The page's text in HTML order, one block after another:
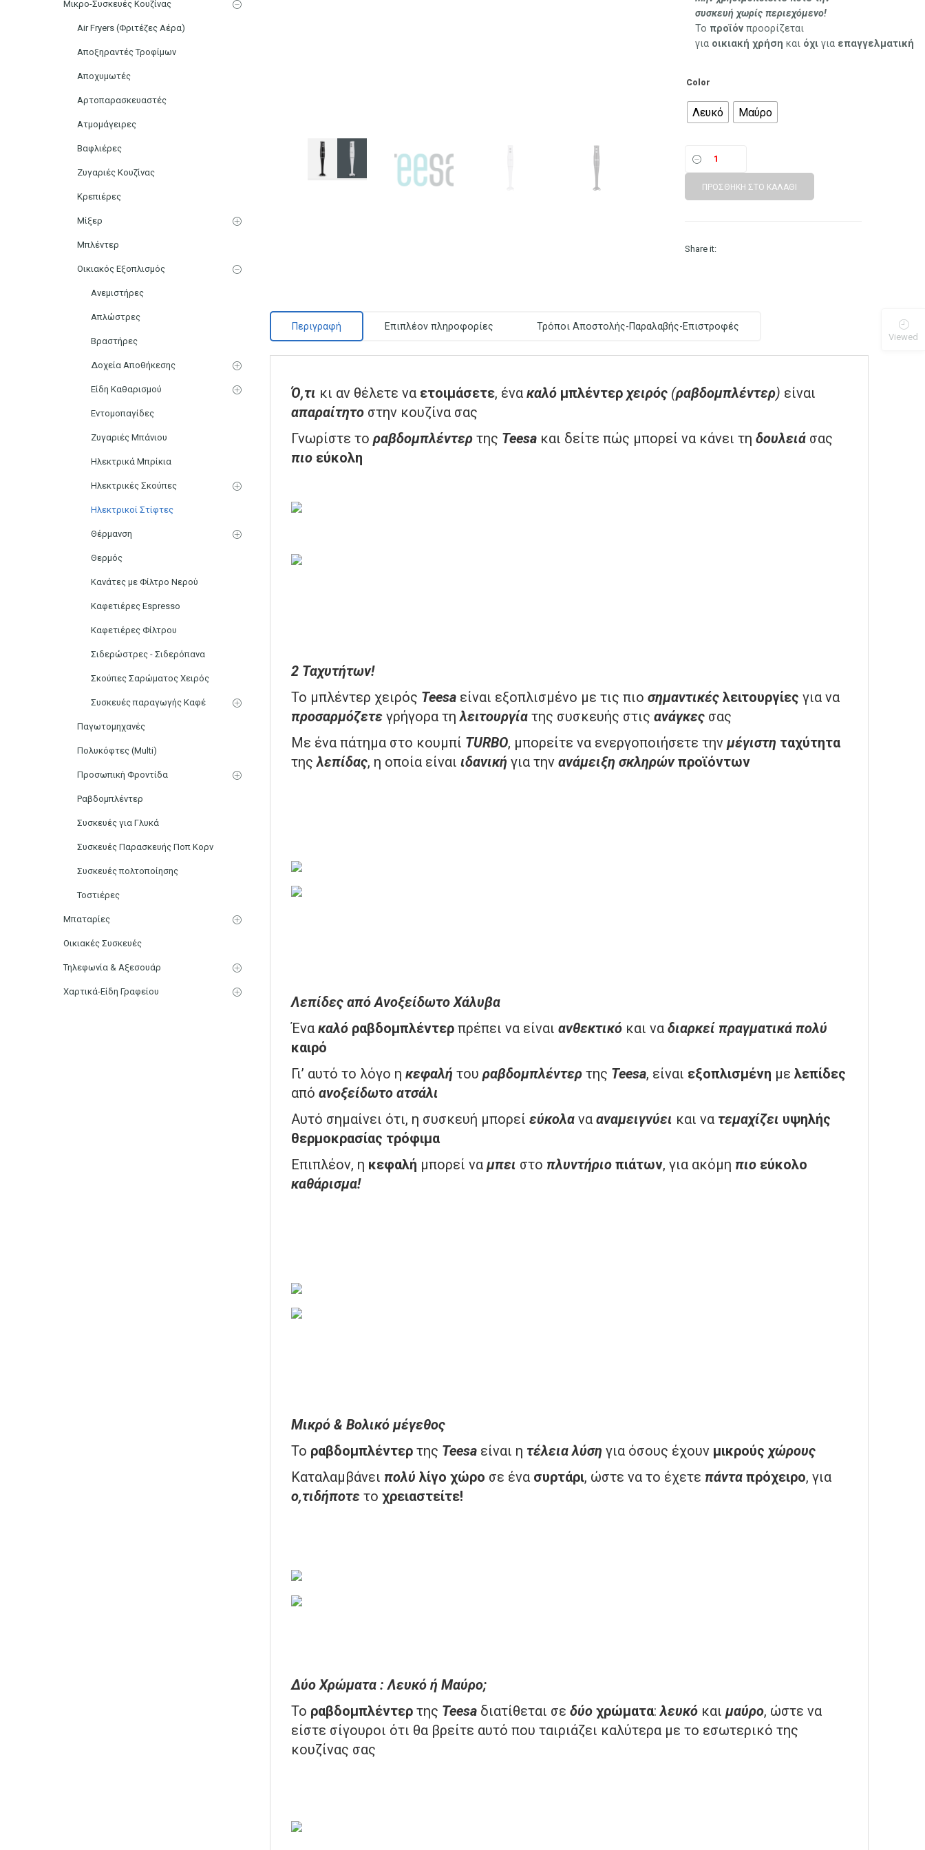
συσκευή χωρίς περιεχόμενο!
Το προϊόν προορίζεται
για οικιακή χρήση και όχι για επαγγελματική
Color
Λευκό Μαύρο
ΠΡΟΣΘΉΚΗ ΣΤΟ ΚΑΛΆΘΙ
Share it:
Περιγραφή Επιπλέον πληροφορίες Τρόποι Αποστολής-Παραλαβής-Επιστροφές
Ό,τι κι αν θέλετε να ετοιμάσετε, ένα καλό μπλέντερ χειρός (ραβδομπλέντερ) είναι
απαραίτητο στην κουζίνα σας
Γνωρίστε το ραβδομπλέντερ της Teesa και δείτε πώς μπορεί να κάνει τη δουλειά σας
πιο εύκολη
2 Ταχυτήτων!
Το μπλέντερ χειρός Teesa είναι εξοπλισμένο με τις πιο σημαντικές λειτουργίες για να
προσαρμόζετε γρήγορα τηλειτουργία της συσκευής στις ανάγκες σας
Με ένα πάτημα στο κουμπί TURBO, μπορείτε να ενεργοποιήσετε την μέγιστη ταχύτητα
τηςλεπίδας, η οποία είναι ιδανική για την ανάμειξη σκληρών προϊόντων
Λεπίδες από Ανοξείδωτο Χάλυβα
Ένα καλό ραβδομπλέντερ πρέπει να είναι ανθεκτικό και να διαρκεί πραγματικά πολύ
καιρό
Γι’ αυτό το λόγο η κεφαλή του ραβδομπλέντερ της Teesa, είναι εξοπλισμένη με λεπίδες
από ανοξείδωτο ατσάλι
Αυτό σημαίνει ότι, η συσκευή μπορεί εύκολα να αναμειγνύει και να τεμαχίζει υψηλής
θερμοκρασίας τρόφιμα
Επιπλέον, η κεφαλή μπορεί να μπει στο πλυντήριο πιάτων, για ακόμη πιο εύκολο
καθάρισμα!
Μικρό & Βολικό μέγεθος
Το ραβδομπλέντερ της Teesa είναι η τέλεια λύση για όσους έχουν μικρούς χώρους
Καταλαμβάνει πολύ λίγο χώρο σε ένα συρτάρι, ώστε να το έχετε πάντα πρόχειρο, για
ο,τιδήποτε το χρειαστείτε!
Δύο Χρώματα : Λευκό ή Μαύρο;
Το ραβδομπλέντερ της Teesa διατίθεται σε δύο χρώματα:λευκό και μαύρο, ώστε να
είστε σίγουροι ότι θα βρείτε αυτό που ταιριάζει καλύτερα με το εσωτερικό της
κουζίνας σας
Μικρο-Συσκευές Κουζίνας
Air Fryers (Φριτέζες Αέρα)
Αποξηραντές Τροφίμων
Αποχυμωτές
Αρτοπαρασκευαστές
Ατμομάγειρες
Βαφλιέρες
Ζυγαριές Κουζίνας
Κρεπιέρες
Μίξερ
Μπλέντερ
Οικιακός Εξοπλισμός
Ανεμιστήρες
Απλώστρες
Βραστήρες
Δοχεία Αποθήκεσης
Είδη Καθαρισμού
Εντομοπαγίδες
Ζυγαριές Μπάνιου
Ηλεκτρικά Μπρίκια
Ηλεκτρικές Σκούπες
Ηλεκτρικοί Στίφτες
Θέρμανση
Θερμός
Κανάτες με Φίλτρο Νερού
Καφετιέρες Espresso
Καφετιέρες Φίλτρου
Σιδερώστρες - Σιδερόπανα
Σκούπες Σαρώματος Χειρός
Συσκευές παραγωγής Καφέ
Παγωτομηχανές
Πολυκόφτες (Multi)
Προσωπική Φροντίδα
Ραβδομπλέντερ
Συσκευές για Γλυκά
Συσκευές Παρασκευής Ποπ Κορν
Συσκευές πολτοποίησης
Τοστιέρες
Μπαταρίες
Οικιακές Συσκευές
Τηλεφωνία & Αξεσουάρ
Χαρτικά-Είδη Γραφείου
Viewed